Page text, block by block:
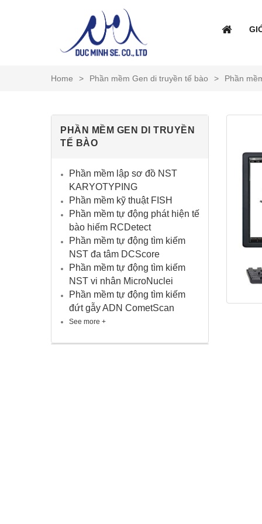
Home > Phần mềm Gen di truyền tế bào > Phần
PHẦN MỀM GEN DI TRUYỀN
TẾ BÀO
Phần mềm lập sơ đồ NST
KARYOTYPING
Phần mềm kỹ thuật FISH
Phần mềm tự động phát hiện tế
bào hiếm RCDetect
Phần mềm tự động tìm kiếm
NST đa tâm DCScore
Phần mềm tự động tìm kiếm
NST vi nhân MicroNuclei
Phần mềm tự động tìm kiếm
đứt gẫy ADN CometScan
See more +